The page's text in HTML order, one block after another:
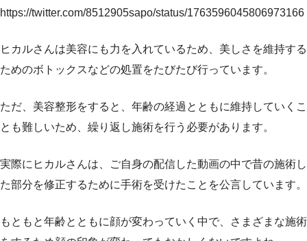
https://twitter.com/8512905sapo/status/1763596045806973166
ヒカルさんは美容にも力を入れているため、美しさを維持する
ためのボトックスなどの処置をたびたび行っています。
ただ、美容整形をすると、年齢の経過とともに維持していくこ
とも難しいため、繰り返し施術を行う必要があります。
実際にヒカルさんは、ご自身の配信した動画の中で昔の施術し
た部分を修正するために手術を受けたことを公言しています。
もともと年齢とともに顔が変わっていく中で、さまざまな施術